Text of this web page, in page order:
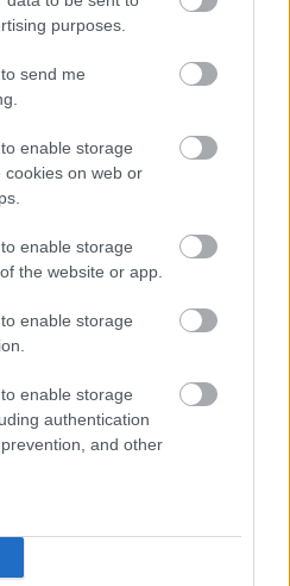
purposes.
send me
enable storage
cookies on web or
enable storage
the website or app.
enable storage
enable storage
authentication
and other
contar con Alexander Sorloth
tras sufrir una lesión
de Copa contra el Elche,
al noruego en un tramo de
de Liga, Copa y
con este once en el
Molina, Lenglet, Le
De Paul, Lino, Simeone;
viernes con la novedad de
las molestias que le hicieron